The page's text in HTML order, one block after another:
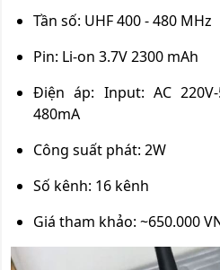
Tần số: UHF 400 - 480 MHz
Pin: Li-on 3.7V 2300 mAh
Điện áp: Input: AC
480mA
Công suất phát: 2W
Số kênh: 16 kênh
Giá tham khảo: ~650.000